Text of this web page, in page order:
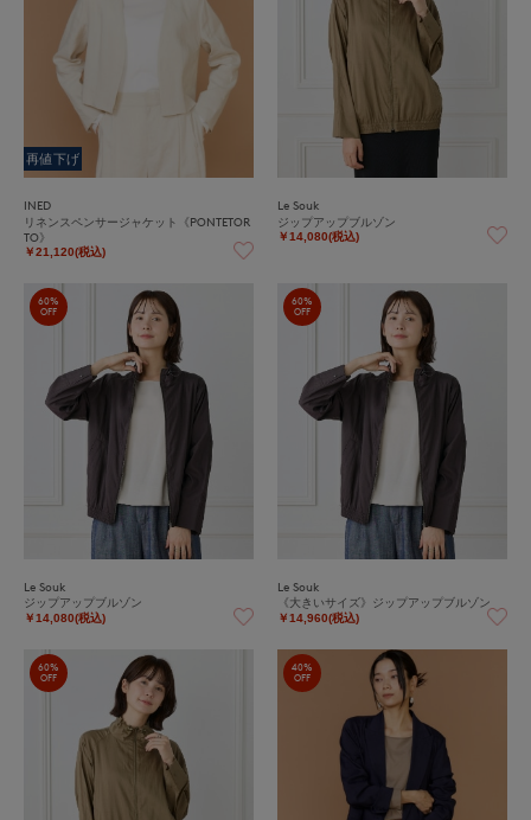
再値下げ
INED
リネンスペンサージャケット《PONTETOR
TO》
￥21,120(税込)
Le Souk
ジップアップブルゾン
￥14,080(税込)
60%
OFF
Le Souk
ジップアップブルゾン
￥14,080(税込)
60%
OFF
Le Souk
《大きいサイズ》ジップアップブルゾン
￥14,960(税込)
60%
OFF
40%
OFF